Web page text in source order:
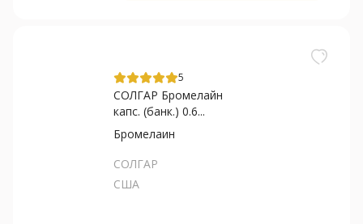
5
СОЛГАР Бромелайн
капс. (банк.) 0.6...
Бромелаин
СОЛГАР
США